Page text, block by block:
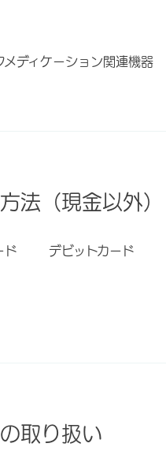
メディケーション関連機器
法（現金以外）
ド デビットカード
取り扱い